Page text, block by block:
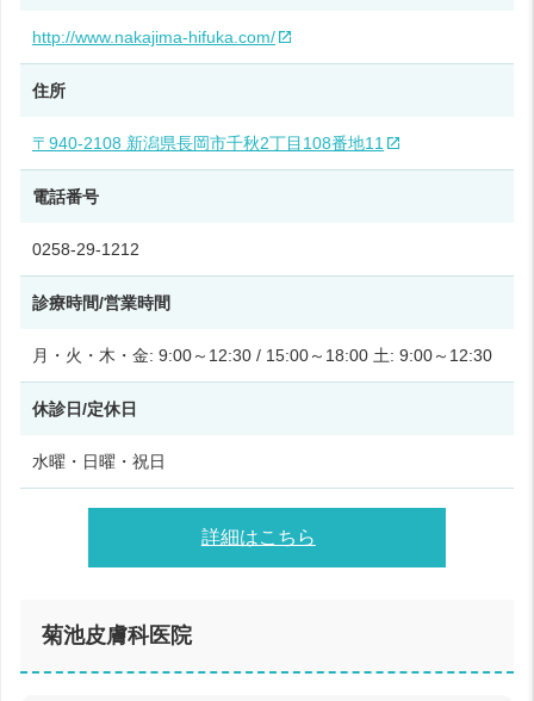
http://www.nakajima-hifuka.com/
住所
〒940-2108 新潟県長岡市千秋2丁目108番地11
電話番号
0258-29-1212
診療時間/営業時間
月・火・木・金: 9:00～12:30 / 15:00～18:00 土: 9:00～12:30
休診日/定休日
水曜・日曜・祝日
詳細はこちら
菊池皮膚科医院